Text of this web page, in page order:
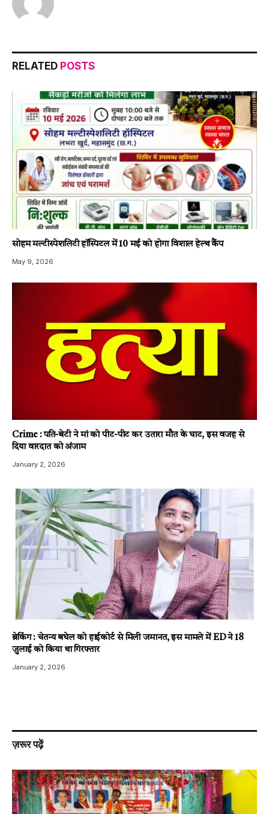
RELATED POSTS
सोहम मल्टीस्पेशलिटी हॉस्पिटल में 10 मई को होगा विशाल हेल्थ कैंप
May 9, 2026
Crime : पति-बेटी ने मां को पीट-पीट कर उतारा मौत के घाट, इस वजह से
दिया वारदात को अंजाम
January 2, 2026
ब्रेकिंग : चेतन्य बघेल को हाईकोर्ट से मिली जमानत, इस मामले में ED ने 18
जुलाई को किया था गिरफ्तार
January 2, 2026
ज़रूर पढ़ें